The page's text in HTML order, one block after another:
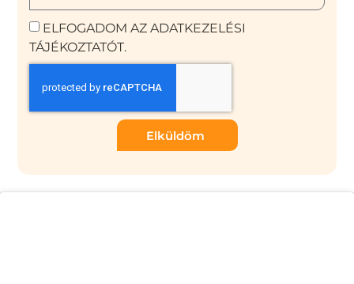
ELFOGADOM AZ ADATKEZELÉSI
TÁJÉKOZTATÓT.
Elküldöm